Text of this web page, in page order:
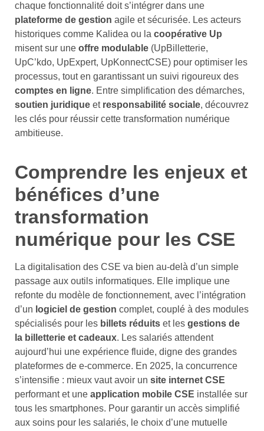
chaque fonctionnalité doit s’intégrer dans une
plateforme de gestion agile et sécurisée. Les acteurs
historiques comme Kalidea ou la coopérative Up
misent sur une offre modulable (UpBilletterie,
UpC’kdo, UpExpert, UpKonnectCSE) pour optimiser les
processus, tout en garantissant un suivi rigoureux des
comptes en ligne. Entre simplification des démarches,
soutien juridique et responsabilité sociale, découvrez
les clés pour réussir cette transformation numérique
ambitieuse.
Comprendre les enjeux et
bénéfices d’une
transformation
numérique pour les CSE
La digitalisation des CSE va bien au-delà d’un simple
passage aux outils informatiques. Elle implique une
refonte du modèle de fonctionnement, avec l’intégration
d’un logiciel de gestion complet, couplé à des modules
spécialisés pour les billets réduits et les gestions de
la billetterie et cadeaux. Les salariés attendent
aujourd’hui une expérience fluide, digne des grandes
plateformes de e-commerce. En 2025, la concurrence
s’intensifie : mieux vaut avoir un site internet CSE
performant et une application mobile CSE installée sur
tous les smartphones. Pour garantir un accès simplifié
aux soins pour les salariés, le choix d’une mutuelle